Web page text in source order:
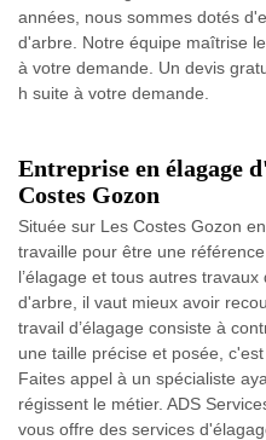
années, nous sommes dotés
d'arbre. Notre équipe maîtrise
à votre demande. Un devis
h suite à votre demande.
Entreprise en élagage
Costes Gozon
Située sur Les Costes Gozon
travaille pour être une
l’élagage et tous autres
d'arbre, il vaut mieux avoir
travail d’élagage consiste à
une taille précise et posée,
Faites appel à un spécialiste
régissent le métier. ADS
vous offre des services